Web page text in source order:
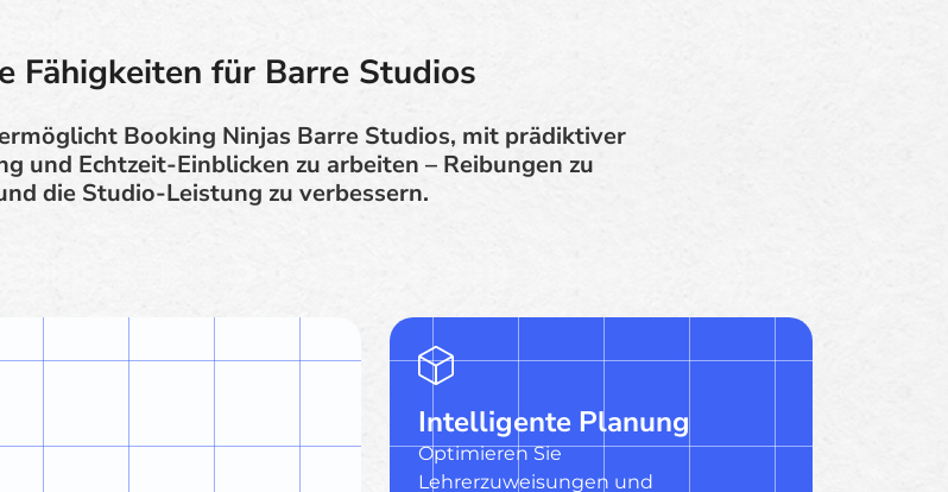
Fähigkeiten für Barre Studios
Booking Ninjas Barre Studios, mit prädiktiver
und Echtzeit-Einblicken zu arbeiten – Reibungen zu
die Studio-Leistung zu verbessern.
Intelligente Planung
Optimieren Sie
Lehrerzuweisungen und